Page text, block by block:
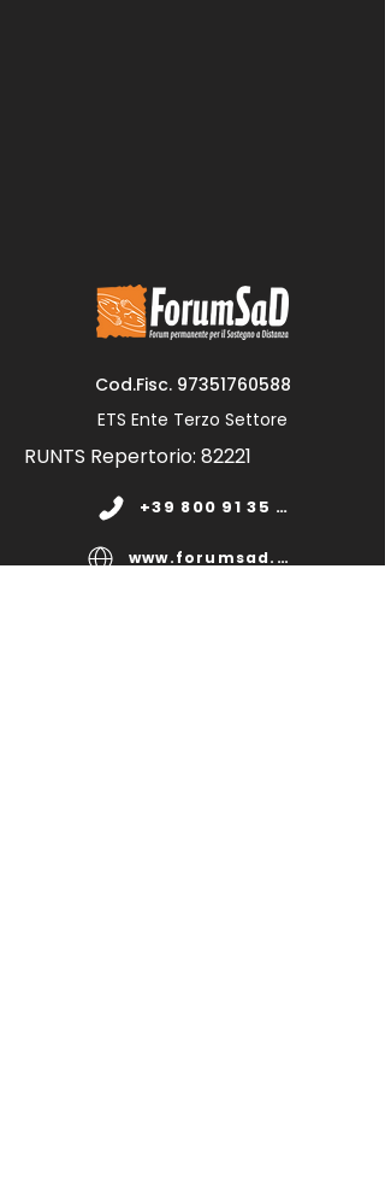
Cod.Fisc. 97351760588
ETS Ente Terzo Settore
RUNTS Repertorio: 82221
+39 800 91 35 11
www.forumsad.org